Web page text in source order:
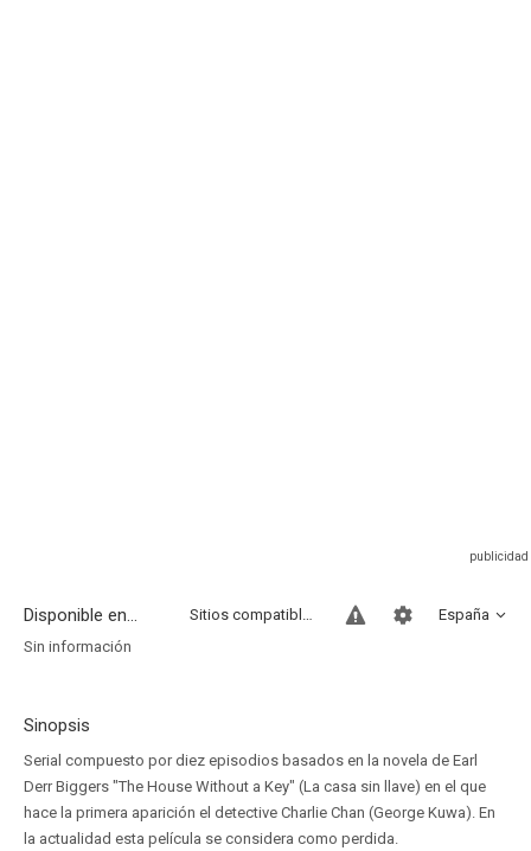
Disponible en... España
Sitios compatibles
Sin información
Sinopsis
Serial compuesto por diez episodios basados en la novela de Earl
Derr Biggers "The House Without a Key" (La casa sin llave) en el que
hace la primera aparición el detective Charlie Chan (George Kuwa). En
la actualidad esta película se considera como perdida.